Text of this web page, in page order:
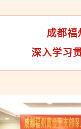
成都福
深入学习